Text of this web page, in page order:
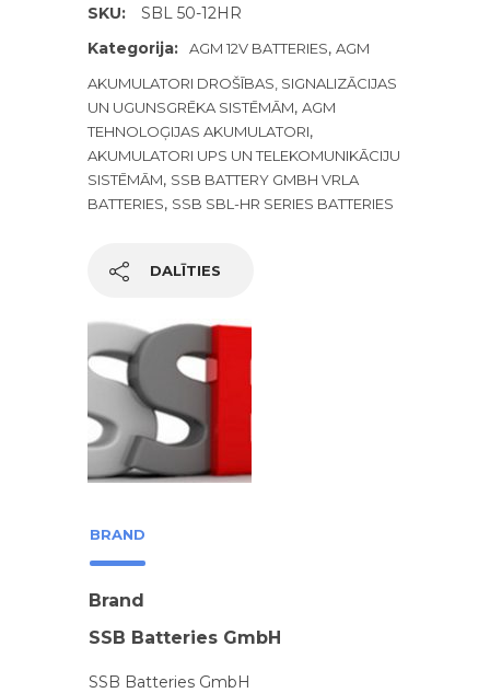
SKU:
SBL 50-12HR
Kategorija:
AGM 12V BATTERIES, AGM
AKUMULATORI DROŠĪBAS, SIGNALIZĀCIJAS
UN UGUNSGRĒKA SISTĒMĀM, AGM
TEHNOLOĢIJAS AKUMULATORI,
AKUMULATORI UPS UN TELEKOMUNIKĀCIJU
SISTĒMĀM, SSB BATTERY GMBH VRLA
BATTERIES, SSB SBL-HR SERIES BATTERIES
DALĪTIES
BRAND
Brand
SSB Batteries GmbH
SSB Batteries GmbH